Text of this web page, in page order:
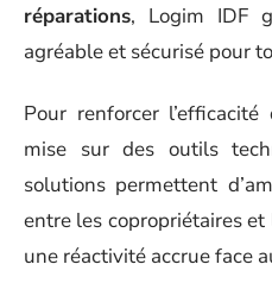
réparations, Logim IDF
agréable et sécurisé pour
Pour renforcer
mise sur des outils
solutions permettent
entre les copropriétaires
une réactivité accrue face